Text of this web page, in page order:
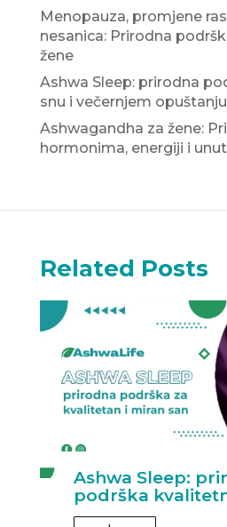
Menopauza, promjene
nesanica: Prirodna
žene
Ashwa Sleep: prirodna
snu i večernjem opuštanju
Ashwagandha za žene:
hormonima, energiji i
Related Posts
Ashwa Sleep:
podrška